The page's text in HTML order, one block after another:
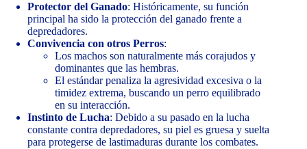
Protector del Ganado: Históricamente, su función
principal ha sido la protección del ganado frente a
depredadores.
Convivencia con otros Perros:
Los machos son naturalmente más corajudos y
dominantes que las hembras.
El estándar penaliza la agresividad excesiva o la
timidez extrema, buscando un perro equilibrado
en su interacción.
Instinto de Lucha: Debido a su pasado en la lucha
constante contra depredadores, su piel es gruesa y suelta
para protegerse de lastimaduras durante los combates.